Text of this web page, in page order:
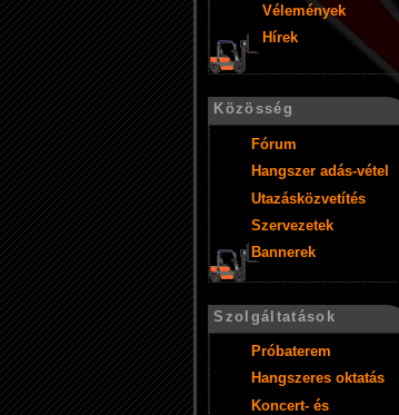
Vélemények
Hírek
Közösség
Fórum
Hangszer adás-vétel
Utazásközvetítés
Szervezetek
Bannerek
Szolgáltatások
Próbaterem
Hangszeres oktatás
Koncert- és